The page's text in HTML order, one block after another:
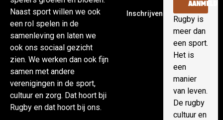
Naast sport willen we ook
een rol spelen in de
samenleving en laten we
ook ons sociaal gezicht
zien. We werken dan ook fijn
samen met andere
verenigingen in de sport,
cultuur en zorg. Dat hoort bji
Rugby en dat hoort bij ons.
Inschrijven
Rugby is
meer dan
een sport.
Het is
een
manier
van leven.
De rugby
cultuur en